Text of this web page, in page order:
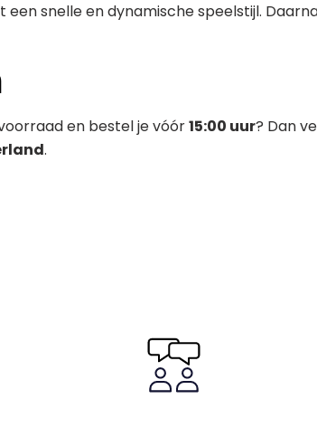
snelle en dynamische speelstijl.
en bestel je vóór15:00 uur? Dan
.